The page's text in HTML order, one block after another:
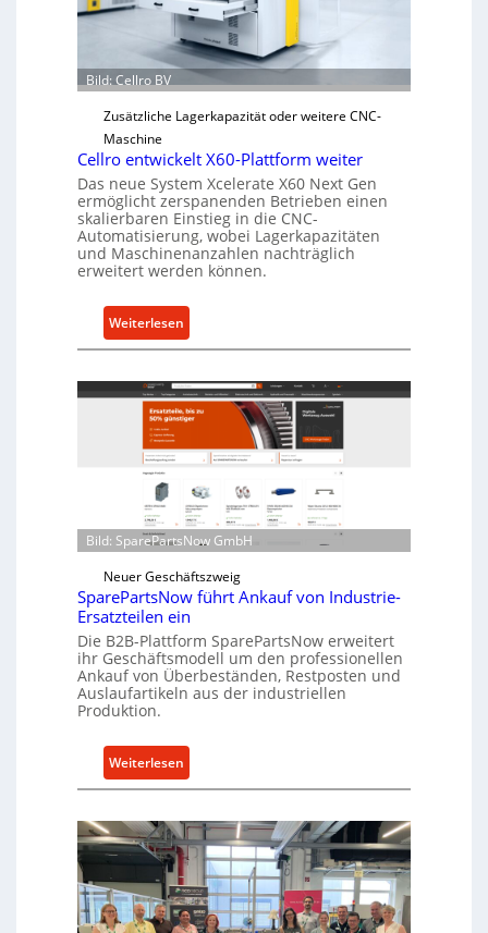
e
Ü
r
a
s
t
s
c
u
t
z
ü
r
i
i
r
k
t
e
A
n
t
i
e
b
Bild: Cellro BV
Zusätzliche Lagerkapazität oder weitere CNC-
Maschine
Cellro entwickelt X60-Plattform weiter
Das neue System Xcelerate X60 Next Gen
ermöglicht zerspanenden Betrieben einen
skalierbaren Einstieg in die CNC-
Automatisierung, wobei Lagerkapazitäten
und Maschinenanzahlen nachträglich
erweitert werden können.
Weiterlesen:
C
l
l
n
t
w
i
c
k
e
l
t
-
l
a
t
t
f
Bild: SparePartsNow GmbH
Neuer Geschäftszweig
SparePartsNow führt Ankauf von Industrie-
Ersatzteilen ein
Die B2B-Plattform SparePartsNow erweitert
ihr Geschäftsmodell um den professionellen
Ankauf von Überbeständen, Restposten und
Auslaufartikeln aus der industriellen
Produktion.
Weiterlesen:
S
a
r
e
P
a